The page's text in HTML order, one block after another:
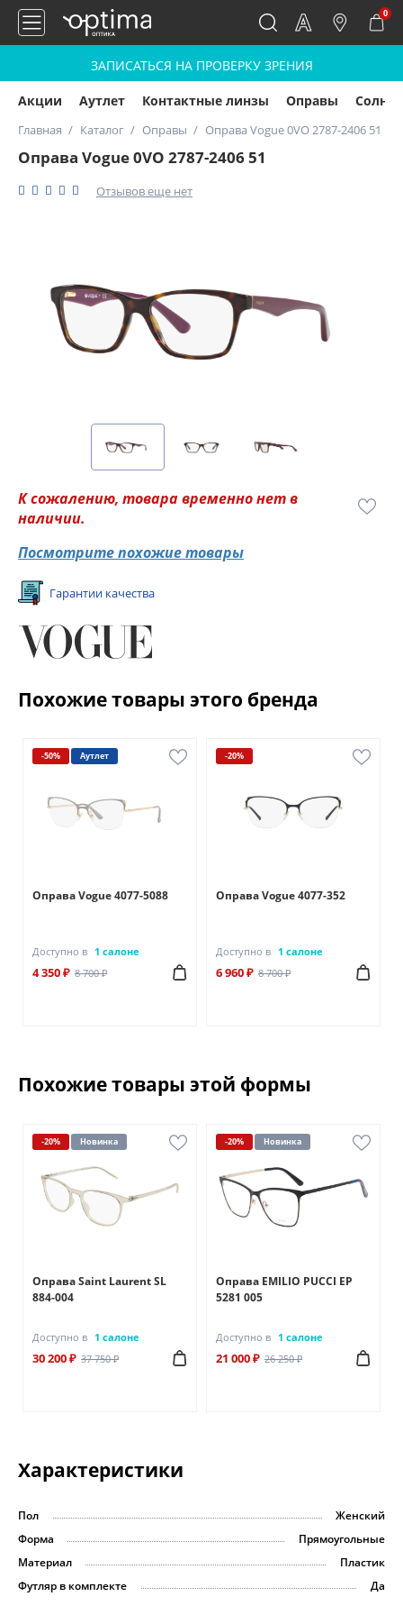
0
ЗАПИСАТЬСЯ НА ПРОВЕРКУ ЗРЕНИЯ
Акции Аутлет Контактные линзы Оправы
Главная Каталог Оправы Оправа Vogue 0VO 2787-2406 51
Оправа Vogue 0VO 2787-2406 51
Отзывов еще нет
К сожалению, товара временно нет в
наличии.
Посмотрите похожие товары
Гарантии качества
Похожие товары этого бренда
-50% Аутлет
Оправа Vogue 4077-5088
Доступно в 1 салоне
4 350 ₽ 8 700 ₽
-20%
Оправа Vogue 4077-352
Доступно в 1 салоне
6 960 ₽ 8 700 ₽
Похожие товары этой формы
-20% Новинка
Оправа Saint Laurent SL
884-004
Доступно в 1 салоне
30 200 ₽ 37 750 ₽
-20% Новинка
Оправа EMILIO PUCCI EP
5281 005
Доступно в 1 салоне
21 000 ₽ 26 250 ₽
Характеристики
Пол
Женский
Форма
Прямоугольные
Материал
Пластик
Футляр в комплекте
Да